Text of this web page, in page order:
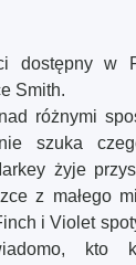
dostępny w
Smith.
różnymi
szuka
żyje
z małego
i Violet
kto